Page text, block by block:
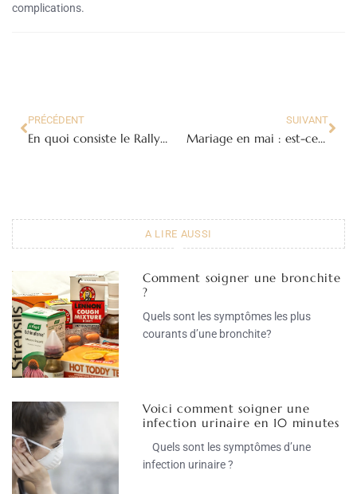
complications.
PRÉCÉDENT
En quoi consiste le Rallye des Gazelles Aïcha du Maroc ?
SUIVANT
Mariage en mai : est-ce le meilleur choix pour la mariée ?
A LIRE AUSSI
Comment soigner une bronchite
?
Quels sont les symptômes les plus
courants d’une bronchite?
Voici comment soigner une
infection urinaire en 10 minutes
Quels sont les symptômes d’une
infection urinaire ?